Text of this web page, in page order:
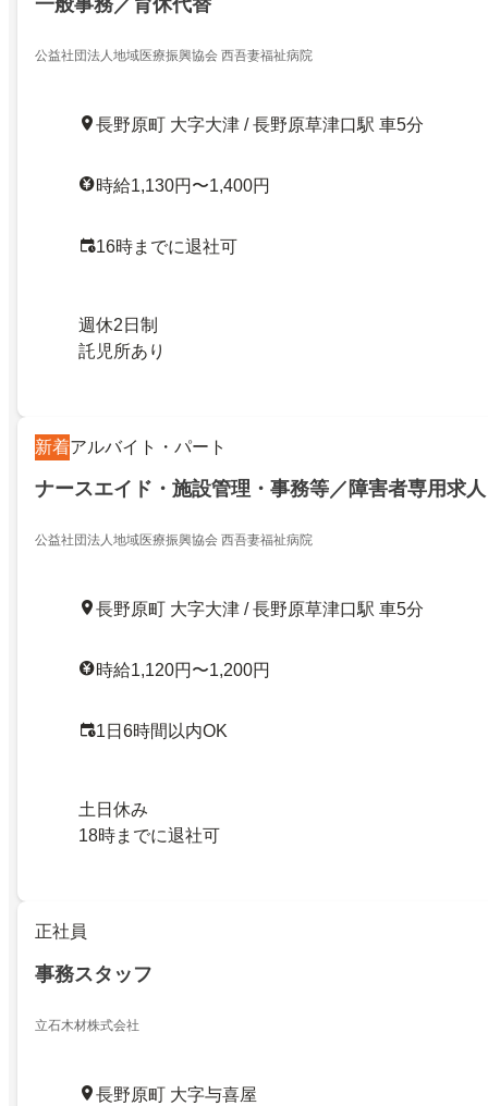
公益社団法人地域医療振興協会 西吾妻福祉病院
長野原町 大字大津 / 長野原草津口駅 車5分
時給1,130円〜1,400円
16時までに退社可
週休2日制
託児所あり
新着アルバイト・パート
ナースエイド・施設管理・事務等／障害者専用求人
公益社団法人地域医療振興協会 西吾妻福祉病院
長野原町 大字大津 / 長野原草津口駅 車5分
時給1,120円〜1,200円
1日6時間以内OK
土日休み
18時までに退社可
正社員
事務スタッフ
立石木材株式会社
長野原町 大字与喜屋